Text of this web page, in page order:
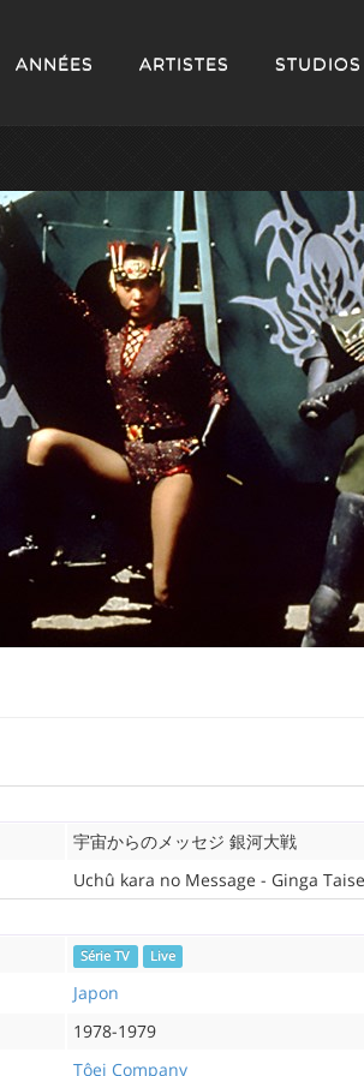
ANNÉES ARTISTES STUDIOS
宇宙からのメッセジ 銀河大戦
Uchû kara no Message - Ginga
Série TV Live
Japon
1978-1979
Tôei Company